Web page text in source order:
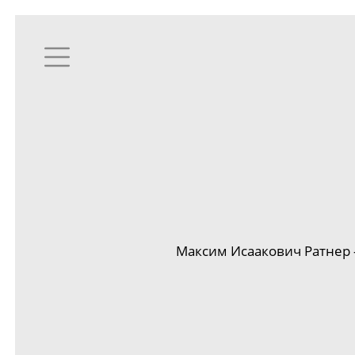
Максим Исаакович Ратнер